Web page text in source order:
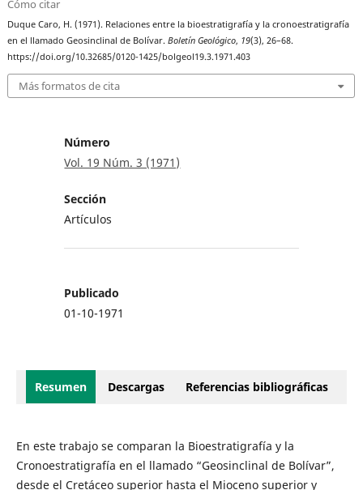
Cómo citar
Duque Caro, H. (1971). Relaciones entre la bioestratigrafía y la cronoestratigrafía
en el llamado Geosinclinal de Bolívar.Boletín Geológico, 19(3), 26–68.
https://doi.org/10.32685/0120-1425/bolgeol19.3.1971.403
Más formatos de cita
Número
Vol. 19 Núm. 3 (1971)
Sección
Artículos
Publicado
01-10-1971
Resumen Descargas Referencias bibliográficas
En este trabajo se comparan la Bioestratigrafía y la
Cronoestratigrafía en el llamado “Geosinclinal de Bolívar”,
desde el Cretáceo superior hasta el Mioceno superior y